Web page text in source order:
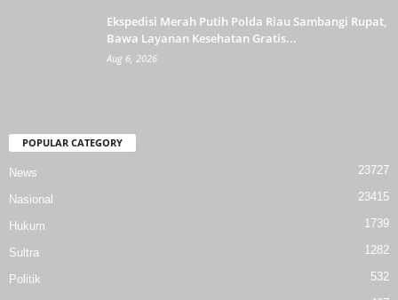
Ekspedisi Merah Putih Polda Riau Sambangi Rupat,
Bawa Layanan Kesehatan Gratis...
Aug 6, 2026
POPULAR CATEGORY
News 23727
Nasional 23415
Hukum 1739
Sultra 1282
Politik 532